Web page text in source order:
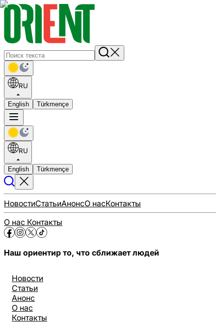
RU
English Türkmençe
RU
English Türkmençe
НовостиСтатьиАнонсО насКонтакты
О нас Контакты
Наш ориентир то, что сближает людей
Новости
Статьи
Анонс
О нас
Контакты